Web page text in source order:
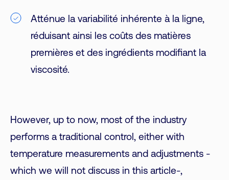
Atténue la variabilité inhérente à la ligne,
réduisant ainsi les coûts des matières
premières et des ingrédients modifiant la
viscosité.
However, up to now, most of the industry
performs a traditional control, either with
temperature measurements and adjustments -
which we will not discuss in this article-,